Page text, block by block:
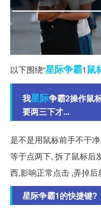
以下围绕“星际争霸1鼠
我星际争霸2操作鼠
要两三下才...
是不是用鼠标前手不干
等于点两下, 拆了鼠标后
西,影响正常点击 ,弄掉后
星际争霸1的快捷键?